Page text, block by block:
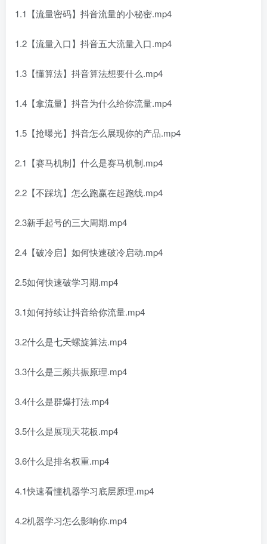
1.1【流量密码】抖音流量的小秘密.mp4
1.2【流量入口】抖音五大流量入口.mp4
1.3【懂算法】抖音算法想要什么.mp4
1.4【拿流量】抖音为什么给你流量.mp4
1.5【抢曝光】抖音怎么展现你的产品.mp4
2.1【赛马机制】什么是赛马机制.mp4
2.2【不踩坑】怎么跑赢在起跑线.mp4
2.3新手起号的三大周期.mp4
2.4【破冷启】如何快速破冷启动.mp4
2.5如何快速破学习期.mp4
3.1如何持续让抖音给你流量.mp4
3.2什么是七天螺旋算法.mp4
3.3什么是三频共振原理.mp4
3.4什么是群爆打法.mp4
3.5什么是展现天花板.mp4
3.6什么是排名权重.mp4
4.1快速看懂机器学习底层原理.mp4
4.2机器学习怎么影响你.mp4